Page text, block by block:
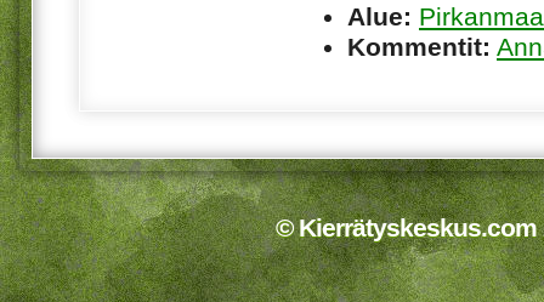
Alue: Pirkanmaa
Kommentit:
© Kierrätyskeskus.com